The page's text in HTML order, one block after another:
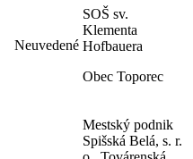
Neuvedené
SOŠ sv.
Klementa
Hofbauera
Obec Toporec
Mestský podnik
Spišská Belá, s. r.